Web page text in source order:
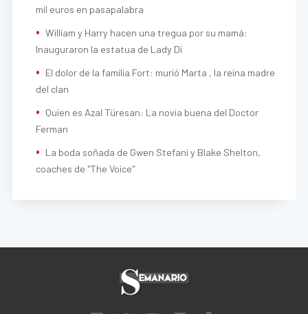
mil euros en pasapalabra
William y Harry hacen una tregua por su mamá:
Inauguraron la estatua de Lady Di
El dolor de la familia Fort: murió Marta , la reina madre
del clan
Quien es Azal Türesan: La novia buena del Doctor
Ferman
La boda soñada de Gwen Stefani y Blake Shelton,
coaches de "The Voice"